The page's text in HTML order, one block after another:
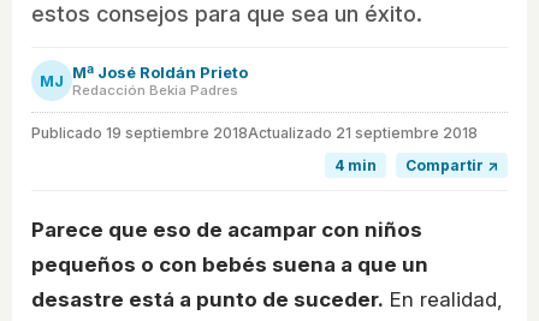
estos consejos para que sea un éxito.
MJ Mª José Roldán Prieto
Redacción Bekia Padres
Publicado 19 septiembre 2018Actualizado 21 septiembre 2018
4 min
Compartir ↗
Parece que eso de acampar con niños
pequeños o con bebés suena a que un
desastre está a punto de suceder. En realidad,